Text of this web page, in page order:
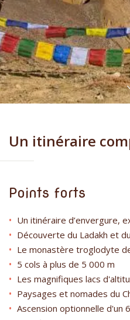
Un itinéraire
Points forts
Un itinéraire d’envergure,
Découverte du Ladakh et
Le monastère troglodyte
5 cols à plus de 5 000 m
Les magnifiques lacs
Paysages et nomades du
Ascension optionnelle d'un